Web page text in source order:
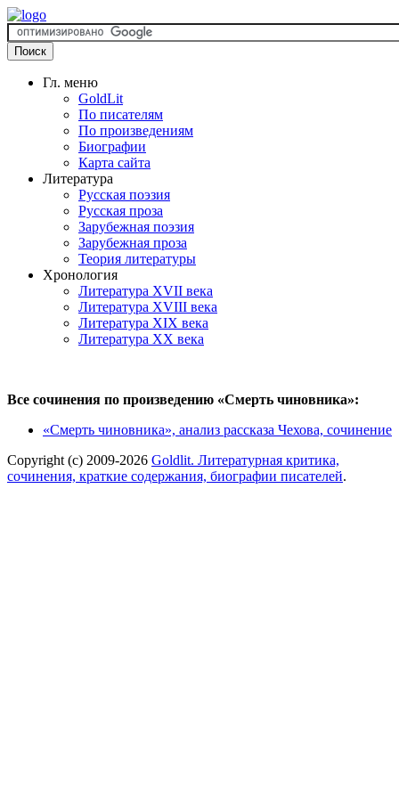
Гл. меню
GoldLit
По писателям
По произведениям
Биографии
Карта сайта
Литература
Русская поэзия
Русская проза
Зарубежная поэзия
Зарубежная проза
Теория литературы
Хронология
Литература XVII века
Литература XVIII века
Литература XIX века
Литература XX века
Все сочинения по произведению «Смерть чиновника»:
«Смерть чиновника», анализ рассказа Чехова, сочинение
Copyright (c) 2009-2026 Goldlit. Литературная критика,
сочинения, краткие содержания, биографии писателей.